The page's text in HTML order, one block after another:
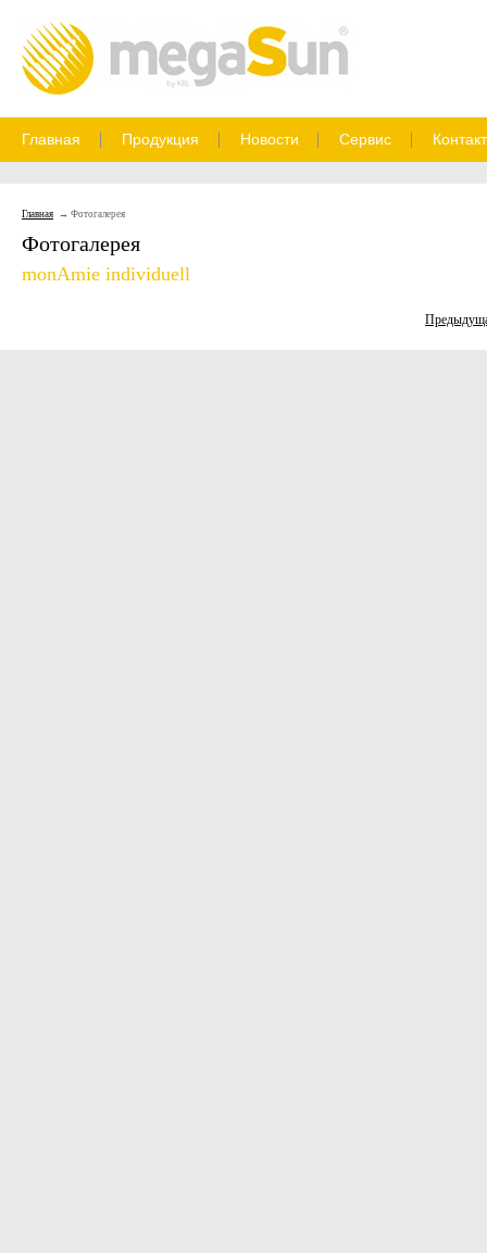
Главная Продукция Новости Сервис
Главная Фотогалерея
Фотогалерея
monAmie individuell